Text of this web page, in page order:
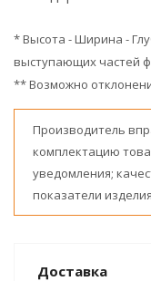
* Высота - Ширина -
выступающих частей
** Возможно
Производитель
комплектацию
уведомления;
показатели
Доставка